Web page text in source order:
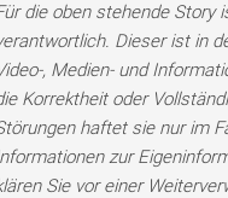
die oben stehende Story
Dieser ist in
, Medien- und
Korrektheit oder
haftet sie nur im
zur
Sie vor einer